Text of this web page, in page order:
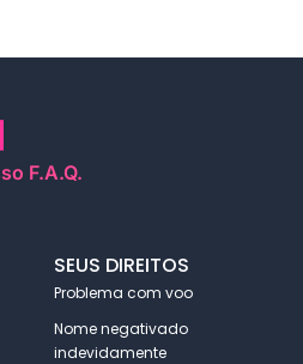
F.A.Q.
SEUS DIREITOS
Problema com voo
Nome negativado
indevidamente